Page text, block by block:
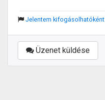
Jelentem kifogásolhatóként
Üzenet küldése